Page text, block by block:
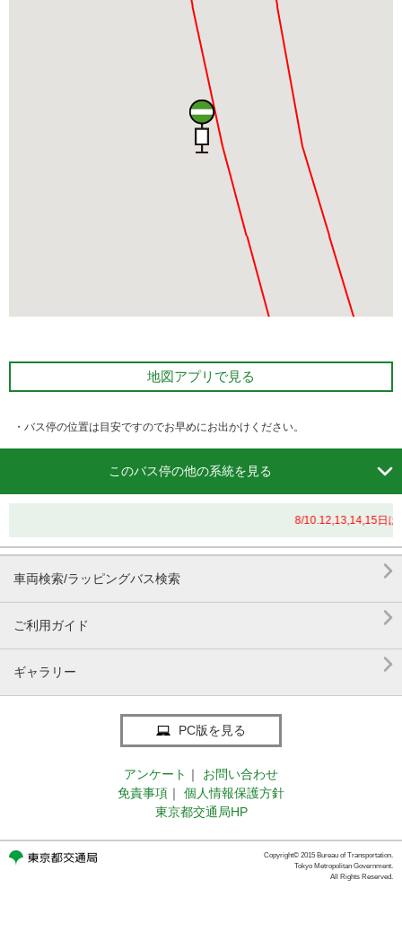
地図アプリで見る
・バス停の位置は目安ですのでお早めにお出かけください。
このバス停の他の系統を見る 
8/10.12,13,14,15日は
車両検索/ラッピングバス検索 
ご利用ガイド 
ギャラリー 
PC版を見る
アンケート ｜
お問い合わせ
免責事項 ｜
個人情報保護方針
東京都交通局HP
Copyright© 2015 Bureau of Transportation.
Tokyo Metropolitan Government.
All Rights Reserved.